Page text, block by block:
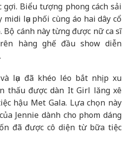
gợi. Biểu tượng phong cách sải
lụa phối cùng áo hai dây cổ
Bộ cánh này từng được nữ ca sĩ
hàng ghế đầu show diễn
lụa đã khéo léo bắt nhịp xu
thấu được dàn It Girl lăng xê
hậu Met Gala. Lựa chọn này
Jennie dành cho phom dáng
đã được cô diện từ bữa tiệc